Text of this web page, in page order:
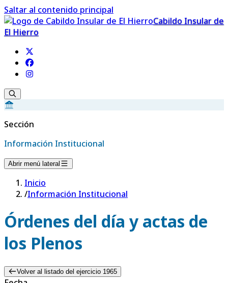
Saltar al contenido principal
Cabildo Insular de
El Hierro
Sección
Información Institucional
Abrir menú lateral
Inicio
/Información Institucional
Órdenes del día y actas de
los Plenos
Volver al listado del ejercicio 1965